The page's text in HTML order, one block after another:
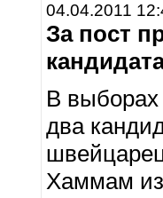
04.04.2011
За пост
В
два
Хаммам из